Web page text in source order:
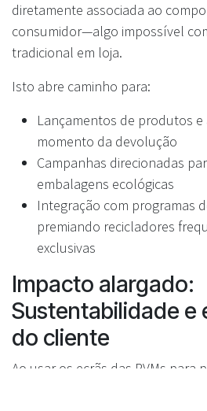
diretamente associada ao
consumidor—algo impossível
tradicional em loja.
Isto abre caminho para:
Lançamentos de produtos
momento da devolução
Campanhas direcionadas
embalagens ecológicas
Integração com programas
premiando recicladores
exclusivas
Impacto alargado:
Sustentabilidade e
do cliente
Ao usar os ecrãs das RVMs para